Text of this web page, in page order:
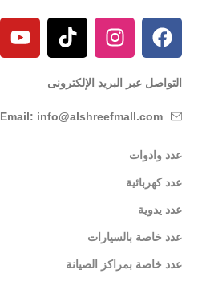
التواصل عبر البريد الإلكترونى
Email: info@alshreefmall.com
عدد وادوات
عدد كهربائية
عدد يدوية
عدد خاصة بالسيارات
عدد خاصة بمراكز الصيانة